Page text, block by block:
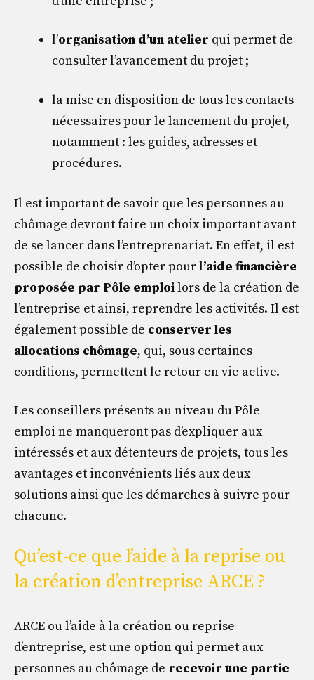
l’organisation d’un atelier qui permet de
consulter l’avancement du projet ;
la mise en disposition de tous les contacts
nécessaires pour le lancement du projet,
notamment : les guides, adresses et
procédures.
Il est important de savoir que les personnes au
chômage devront faire un choix important avant
de se lancer dans l’entreprenariat. En effet, il est
possible de choisir d’opter pour l’aide financière
proposée par Pôle emploilors de la création de
l’entreprise et ainsi, reprendre les activités. Il est
également possible de conserver les
allocations chômage, qui, sous certaines
conditions, permettent le retour en vie active.
Les conseillers présents au niveau du Pôle
emploi ne manqueront pas d’expliquer aux
intéressés et aux détenteurs de projets, tous les
avantages et inconvénients liés aux deux
solutions ainsi que les démarches à suivre pour
chacune.
Qu’est-ce que l’aide à la reprise ou
la création d’entreprise ARCE ?
ARCE ou l’aide à la création ou reprise
d’entreprise, est une option qui permet aux
personnes au chômage de recevoir une partie